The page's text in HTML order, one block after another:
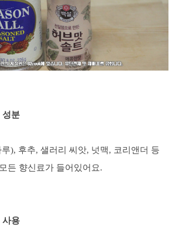
성분
), 후추, 샐러리 씨앗, 넛맥, 코리앤더 등
든 향신료가 들어있어요.
사용